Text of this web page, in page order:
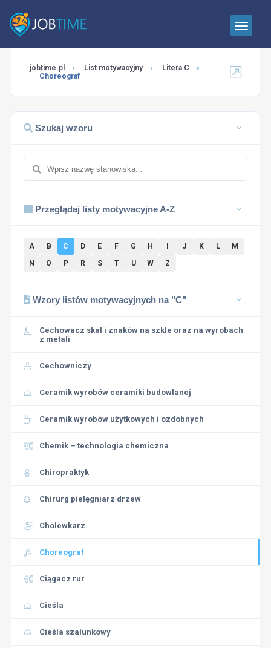
jobtime.pl List motywacyjny
Litera C
Choreograf
Szukaj wzoru
Przeglądaj listy motywacyjne A-Z
A B C D E F G H J K L
M
N
O P R S T U W Z
Wzory listów motywacyjnych na "C"
Cechowacz skal i znaków na szkle oraz na wyrobach
z metali
Cechowniczy
Ceramik wyrobów ceramiki budowlanej
Ceramik wyrobów użytkowych i ozdobnych
Chemik – technologia chemiczna
Chiropraktyk
Chirurg pielęgniarz drzew
Cholewkarz
Choreograf
Ciągacz rur
Cieśla
Cieśla szalunkowy